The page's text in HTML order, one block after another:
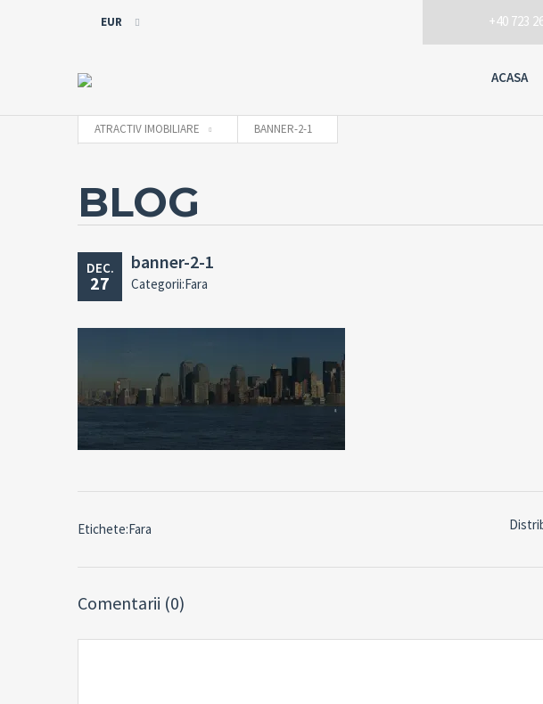
EUR +40 723
ACASA
ATRACTIV IMOBILIARE BANNER-2-1
BLOG
DEC.
27
banner-2-1
Categorii:Fara
Etichete:Fara
Comentarii (0)